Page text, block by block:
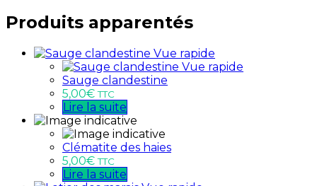
Produits apparentés
Vue rapide
Vue rapide
Sauge clandestine
5,00€ TTC
Lire la suite
Clématite des haies
5,00€ TTC
Lire la suite